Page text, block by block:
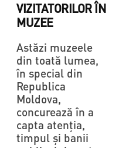
VIZITATORILOR ÎN
MUZEE
Astăzi muzeele
din toată lumea,
în special din
Republica
Moldova,
concurează în a
capta atenţia,
timpul şi banii